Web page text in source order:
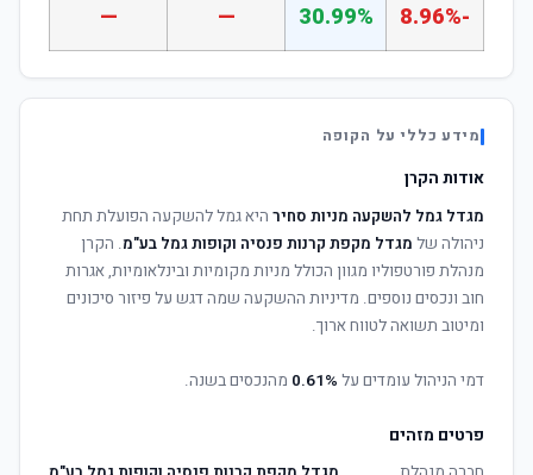
-8.96%
30.99%
—
—
מידע כללי על הקופה
אודות הקרן
מגדל גמל להשקעה מניות סחיר היא גמל להשקעה הפועלת תחת
ניהולה של מגדל מקפת קרנות פנסיה וקופות גמל בע"מ. הקרן
מנהלת פורטפוליו מגוון הכולל מניות מקומיות ובינלאומיות, אגרות
חוב ונכסים נוספים. מדיניות ההשקעה שמה דגש על פיזור סיכונים
ומיטוב תשואה לטווח ארוך.
דמי הניהול עומדים על 0.61% מהנכסים בשנה.
פרטים מזהים